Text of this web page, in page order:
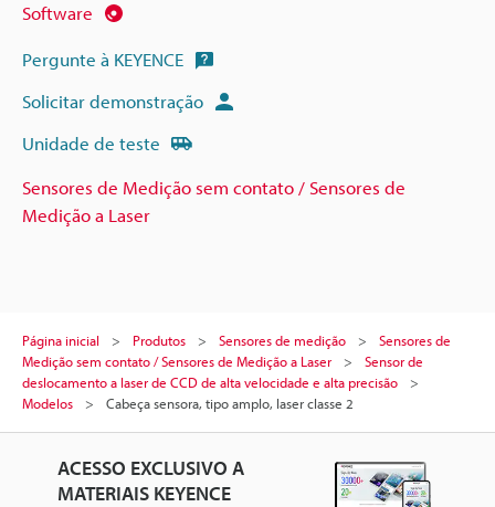
Software
Pergunte à KEYENCE
Solicitar demonstração
Unidade de teste
Sensores de Medição sem contato / Sensores de
Medição a Laser
Página inicial Produtos Sensores de medição
Sensores de
Medição sem contato / Sensores de Medição a Laser
Sensor de
deslocamento a laser de CCD de alta velocidade e alta precisão
Modelos
Cabeça sensora, tipo amplo, laser classe 2
ACESSO EXCLUSIVO A
MATERIAIS KEYENCE